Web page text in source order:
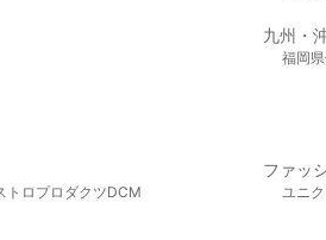
九州・
福岡県
トロプロダクツDCM
ファッ
ユニク